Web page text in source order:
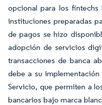
opcional para los
instituciones preparadas
de pagos se hizo
adopción de servicios
transacciones de banca
debe a su
Servicio, que permiten a
bancarios bajo marca